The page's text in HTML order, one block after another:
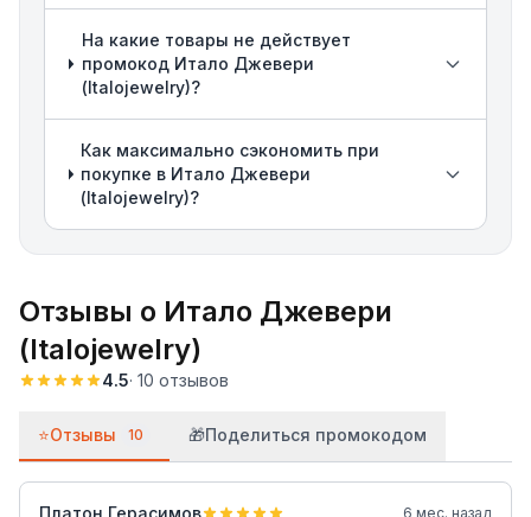
На какие товары не действует
промокод Итало Джевери
(Italojewelry)?
Как максимально сэкономить при
покупке в Итало Джевери
(Italojewelry)?
Отзывы о Итало Джевери
(Italojewelry)
4.5· 10 отзывов
⭐Отзывы 10 🎁Поделиться промокодом
Платон Герасимов 6 мес. назад